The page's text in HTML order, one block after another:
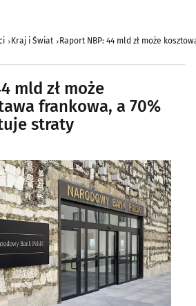
Kraj i Świat Raport NBP: 44 mld zł może
mld zł może
frankowa, a 70%
straty